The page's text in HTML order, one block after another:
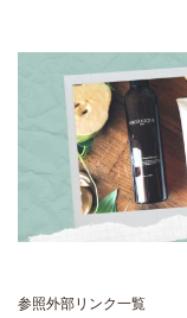
参照外部リンク一覧